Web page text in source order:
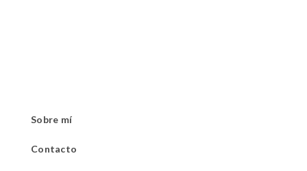
Sobre mí
Contacto